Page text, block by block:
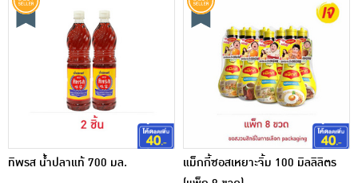
อาหารสด ผัก ผลไม้และเบเกอรี่
ทิพรส น้ำปลาแท้ 700 มล.
แม็กกี้ซอสเหยาะจิ้ม 100 มิลลิลิตร